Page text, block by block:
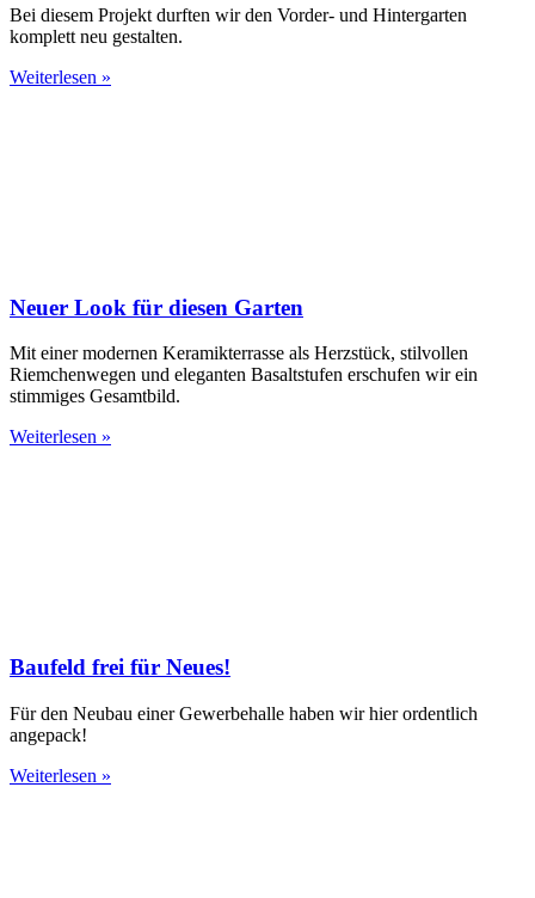
Bei diesem Projekt durften wir den Vorder- und Hintergarten
komplett neu gestalten.
Weiterlesen »
Neuer Look für diesen Garten
Mit einer modernen Keramikterrasse als Herzstück, stilvollen
Riemchenwegen und eleganten Basaltstufen erschufen wir ein
stimmiges Gesamtbild.
Weiterlesen »
Baufeld frei für Neues!
Für den Neubau einer Gewerbehalle haben wir hier ordentlich
angepack!
Weiterlesen »